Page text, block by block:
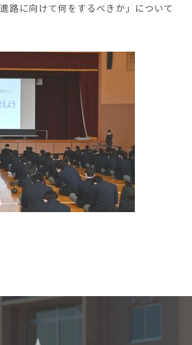
路に向けて何をするべきか」について